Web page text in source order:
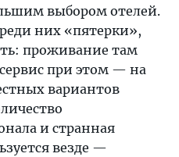
выбором отелей.
них «пятерки»,
проживание там
при этом — на
вариантов
и странная
везде —